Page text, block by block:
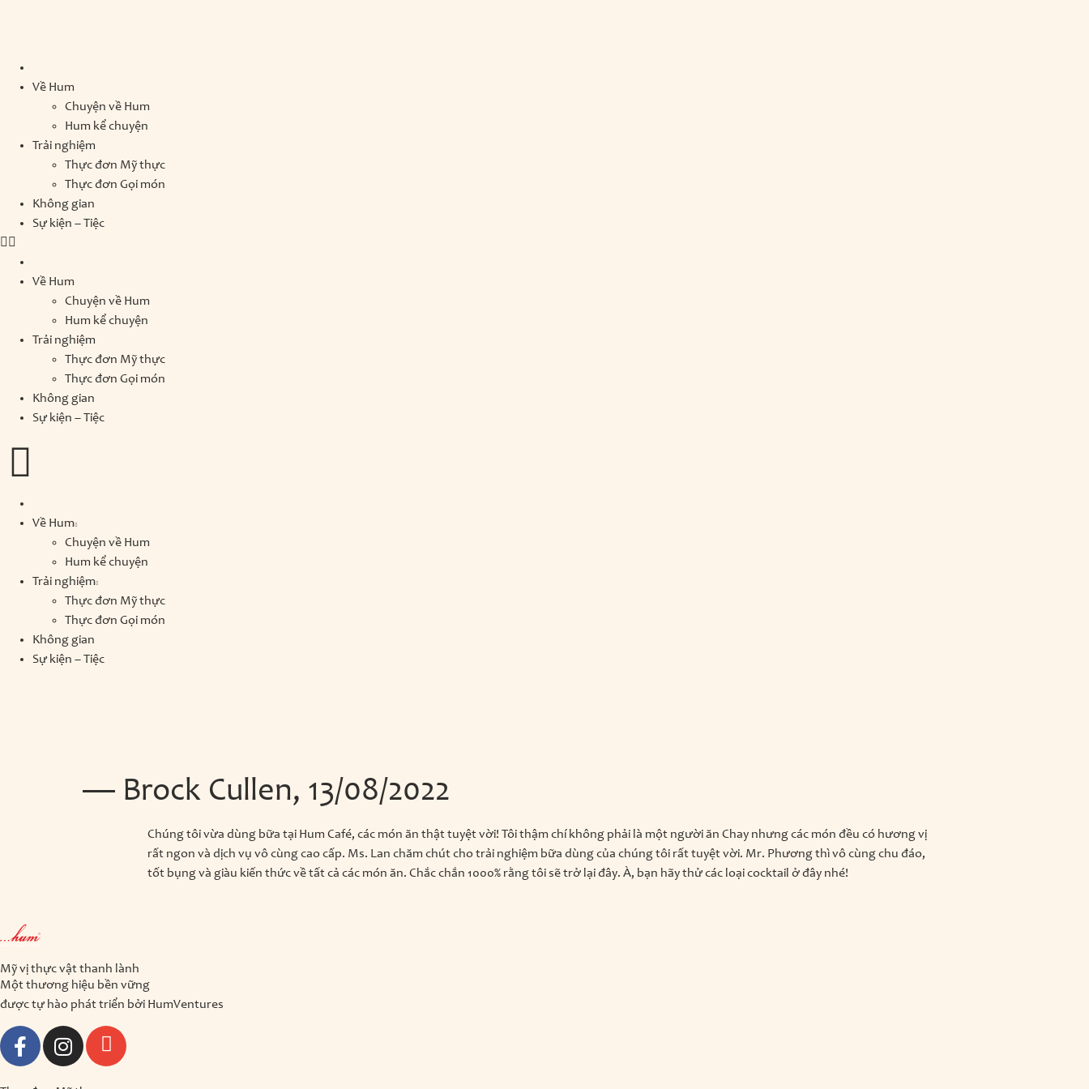
Về Hum
Chuyện về Hum
Hum kể chuyện
Trải nghiệm
Thực đơn Mỹ thực
Thực đơn Gọi món
Không gian
Sự kiện – Tiệc
Về Hum
Chuyện về Hum
Hum kể chuyện
Trải nghiệm
Thực đơn Mỹ thực
Thực đơn Gọi món
Không gian
Sự kiện – Tiệc
Về Hum
Chuyện về Hum
Hum kể chuyện
Trải nghiệm
Thực đơn Mỹ thực
Thực đơn Gọi món
Không gian
Sự kiện – Tiệc
— Brock Cullen, 13/08/2022
Chúng tôi vừa dùng bữa tại Hum Café, các món ăn thật tuyệt vời! Tôi thậm chí không phải là một người ăn Chay nhưng các món đều có hương vị
rất ngon và dịch vụ vô cùng cao cấp. Ms. Lan chăm chút cho trải nghiệm bữa dùng của chúng tôi rất tuyệt vời. Mr. Phương thì vô cùng chu đáo,
tốt bụng và giàu kiến thức về tất cả các món ăn. Chắc chắn 1000% rằng tôi sẽ trở lại đây. À, bạn hãy thử các loại cocktail ở đây nhé!
Mỹ vị thực vật thanh lành
Một thương hiệu bền vững
được tự hào phát triển bởi HumVentures